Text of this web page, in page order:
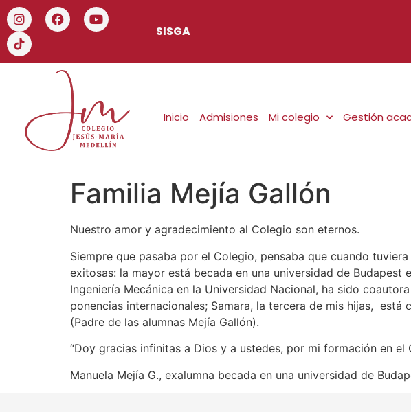
SISGA
Inicio Admisiones Mi colegio Gestión
Familia Mejía Gallón
Nuestro amor y agradecimiento al Colegio son eternos.
Siempre que pasaba por el Colegio, pensaba que cuando
exitosas: la mayor está becada en una universidad de Budapest
Ingeniería Mecánica en la Universidad Nacional, ha sido
ponencias internacionales; Samara, la tercera de mis hijas,
(Padre de las alumnas Mejía Gallón).
“Doy gracias infinitas a Dios y a ustedes, por mi formación en el
Manuela Mejía G., exalumna becada en una universidad de